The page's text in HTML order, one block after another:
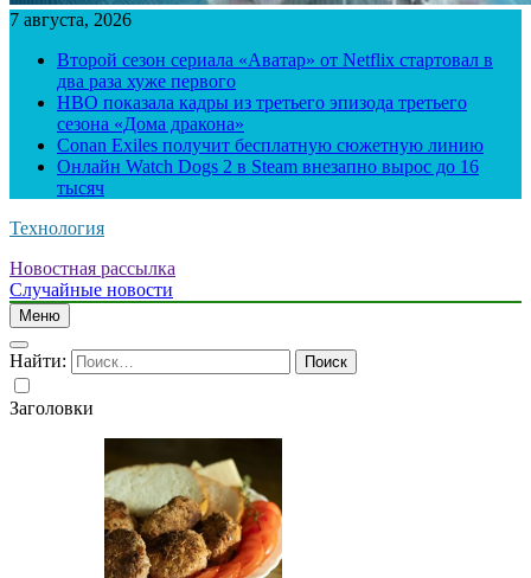
7 августа, 2026
Второй сезон сериала «Аватар» от Netflix стартовал в
два раза хуже первого
HBO показала кадры из третьего эпизода третьего
сезона «Дома дракона»
Conan Exiles получит бесплатную сюжетную линию
Онлайн Watch Dogs 2 в Steam внезапно вырос до 16
тысяч
Технология
Новостная рассылка
Случайные новости
Меню
Найти:
Заголовки